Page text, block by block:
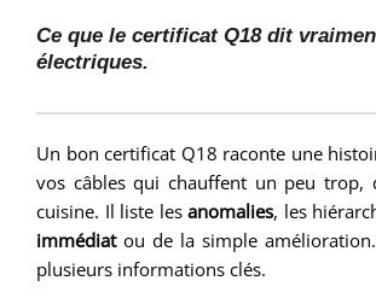
Ce que le certificat Q18 dit
électriques.
Un bon certificat Q18 raconte une
vos câbles qui chauffent un peu trop,
cuisine. Il liste lesanomalies, les
immédiatou de la simple
plusieurs informations clés.